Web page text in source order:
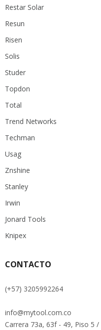
Restar Solar
Resun
Risen
Solis
Studer
Topdon
Total
Trend Networks
Techman
Usag
Znshine
Stanley
Irwin
Jonard Tools
Knipex
CONTACTO
(+57) 3205992264
info@mytool.com.co
Carrera 73a, 63f - 49, Piso 5